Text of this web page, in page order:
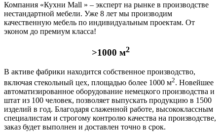
Компания «Кухни Mall » – эксперт на рынке в производстве
нестандартной мебели. Уже 8 лет мы производим
качественную мебель по индивидуальным проектам. От
эконом до премиум класса!
>1000 м2
В активе фабрики находится собственное производство,
включая стекольный цех, площадью более 1000 м2. Новейшее
автоматизированное оборудование немецкого производства и
штат из 100 человек, позволяет выпускать продукцию в 1500
изделий в год. Благодаря слаженной работе, высококлассным
специалистам и строгому контролю качества на производстве,
заказ будет выполнен и доставлен точно в срок.